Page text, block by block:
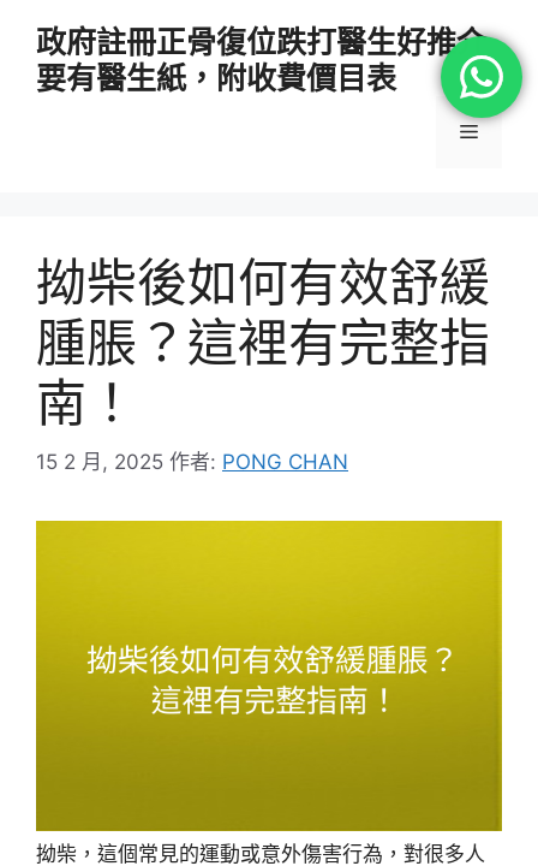
政府註冊正骨復位跌打醫生好推介
要有醫生紙，附收費價目表
選
拗柴後如何有效舒緩
腫脹？這裡有完整指
南！
15 2 月, 2025 作者: PONG CHAN
拗柴，這個常見的運動或意外傷害行為，對很多人